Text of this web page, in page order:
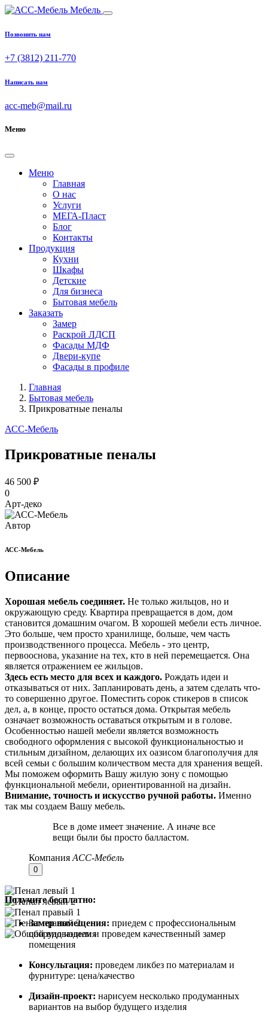
Мебель
Позвонить нам
+7 (3812) 211-770
Написать нам
acc-meb@mail.ru
Меню
Меню
Главная
О нас
Услуги
МЕГА-Пласт
Блог
Контакты
Продукция
Кухни
Шкафы
Детские
Для бизнеса
Бытовая мебель
Заказать
Замер
Раскрой ЛДСП
Фасады МДФ
Двери-купе
Фасады в профиле
Главная
Бытовая мебель
Прикроватные пеналы
АСС-Мебель
Прикроватные пеналы
46 500 ₽
0
Арт-деко
Автор
АСС-Мебель
Описание
Хорошая мебель соединяет. Не только жильцов, но и
окружающую среду. Квартира превращается в дом, дом
становится домашним очагом. В хорошей мебели есть личное.
Это больше, чем просто хранилище, больше, чем часть
производственного процесса. Мебель - это центр,
первооснова, указание на тех, кто в ней перемещается. Она
является отражением ее жильцов.
Здесь есть место для всех и каждого. Рождать идеи и
отказываться от них. Запланировать день, а затем сделать что-
то совершенно другое. Поместить сорок стикеров в список
дел, а, в конце, просто остаться дома. Открытая мебель
означает возможность оставаться открытым и в голове.
Особенностью нашей мебели является возможность
свободного оформления с высокой функциональностью и
стильным дизайном, делающих их оазисом благополучия для
всей семьи с большим количеством места для хранения вещей.
Мы поможем оформить Вашу жилую зону с помощью
функциональной мебели, ориентированной на дизайн.
Внимание, точность и искусство ручной работы. Именно
так мы создаем Вашу мебель.
Все в доме имеет значение. А иначе все
вещи были бы просто балластом.
Компания АСС-Мебель
0
Получите бесплатно:
Замер помещения: приедем с профессиональным
оборудованием и проведем качественный замер
помещения
Консультация: проведем ликбез по материалам и
фурнитуре: цена/качество
Дизайн-проект: нарисуем несколько продуманных
вариантов на выбор будущего изделия